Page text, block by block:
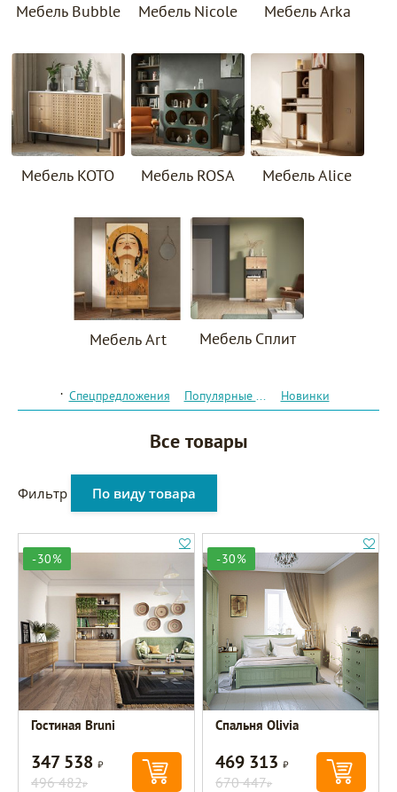
Мебель Bubble Мебель Nicole Мебель Arka
Мебель KOTO Мебель ROSA Мебель Alice
Мебель Art Мебель Сплит
. Спецпредложения Популярные товары Новинки
Все товары
Фильтр По виду товара
-30%
Гостиная Bruni
347 538Р
496 482Р
-30%
Спальня Olivia
469 313Р
670 447Р